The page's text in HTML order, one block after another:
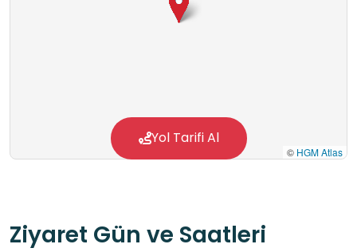
dönüşüm gibi insanoğlunun geleceğini
bünyesinde 1995 yılında çevre bilincini artırmak
ve sürdürülebilir bir gelecek için kurulmuştur.
© HGM Atlas
Yol Tarifi Al
Ziyaret Gün ve Saatleri